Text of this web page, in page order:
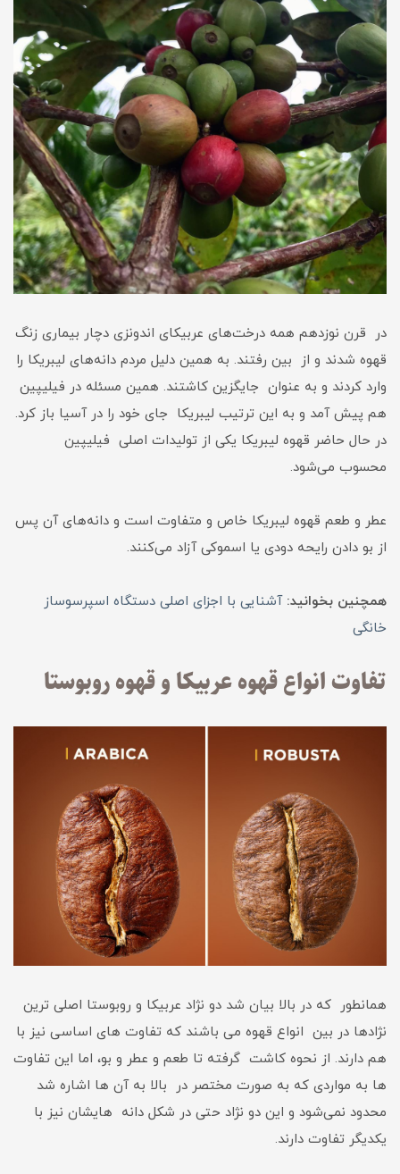
در قرن نوزدهم همه درخت‌های عربیکای اندونزی دچار بیماری زنگ
قهوه شدند و از بین رفتند. به همین دلیل مردم دانه‌های لیبریکا را
وارد کردند و به عنوان جایگزین کاشتند. همین مسئله در فیلیپین
هم پیش آمد و به این ترتیب لیبریکا جای خود را در آسیا باز کرد.
در حال حاضر قهوه لیبریکا یکی از تولیدات اصلی فیلیپین
محسوب می‌شود.
عطر و طعم قهوه لیبریکا خاص و متفاوت است و دانه‌های آن پس
از بو دادن رایحه دودی یا اسموکی آزاد می‌کنند.
همچنین بخوانید:آشنایی با اجزای اصلی دستگاه اسپرسوساز
خانگی
تفاوت انواع قهوه عربیکا و قهوه روبوستا
همانطور که در بالا بیان شد دو نژاد عربیکا و روبوستا اصلی ترین
نژادها در بین انواع قهوه می باشند که تفاوت های اساسی نیز با
هم دارند. از نحوه کاشت گرفته تا طعم و عطر و بو، اما این تفاوت
ها به مواردی که به صورت مختصر در بالا به آن ها اشاره شد
محدود نمی‌شود و این دو نژاد حتی در شکل دانه هایشان نیز با
یکدیگر تفاوت دارند.